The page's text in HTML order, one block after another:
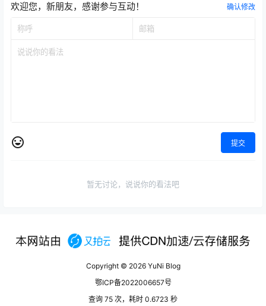
欢迎您，新朋友，感谢参与互动！ 确认修改
提交
暂无讨论，说说你的看法吧
Copyright © 2026YuNi Blog
鄂ICP备2022006657号
查询 75 次，耗时 0.6723 秒